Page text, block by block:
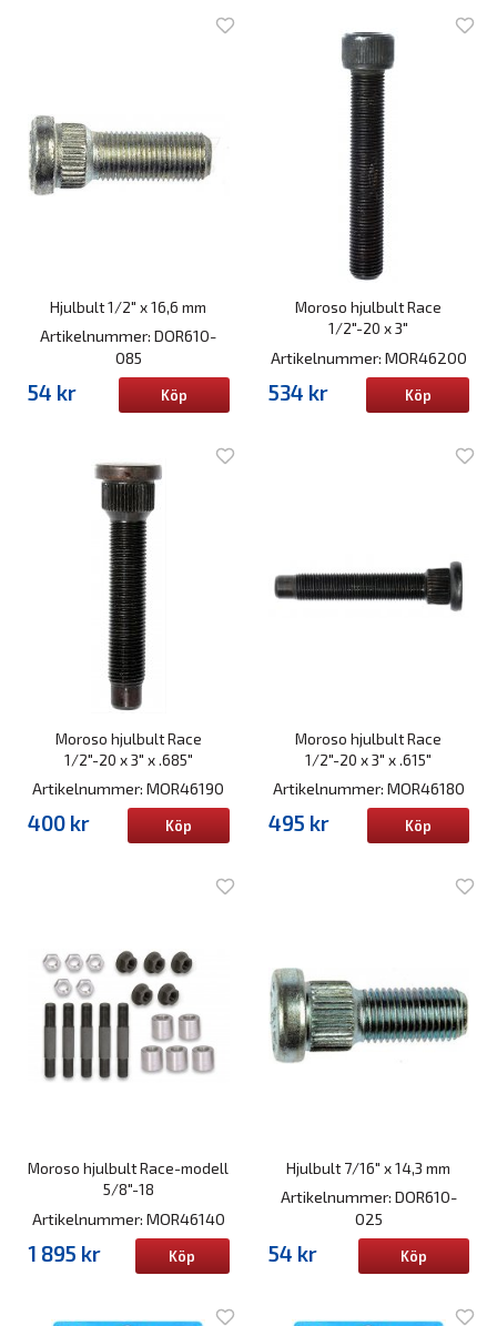
Hjulbult 1/2" x 16,6 mm
Artikelnummer: DOR610-
085
54 kr Köp
Moroso hjulbult Race
1/2"-20 x 3"
Artikelnummer: MOR46200
534 kr Köp
Moroso hjulbult Race
1/2"-20 x 3" x .685"
Artikelnummer: MOR46190
400 kr Köp
Moroso hjulbult Race
1/2"-20 x 3" x .615"
Artikelnummer: MOR46180
495 kr Köp
Moroso hjulbult Race-modell
5/8"-18
Artikelnummer: MOR46140
1 895 kr Köp
Hjulbult 7/16" x 14,3 mm
Artikelnummer: DOR610-
025
54 kr Köp